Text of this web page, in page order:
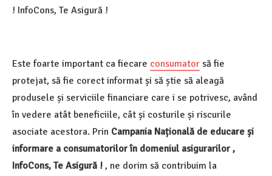
! InfoCons, Te Asigură !
Este foarte important ca fiecare consumator să fie
protejat, să fie corect informat și să știe să aleagă
produsele și serviciile financiare care i se potrivesc, având
în vedere atât beneficiile, cât și costurile și riscurile
asociate acestora. Prin Campania Națională de educare și
informare a consumatorilor în domeniul asigurarilor ,
InfoCons, Te Asigură ! , ne dorim să contribuim la